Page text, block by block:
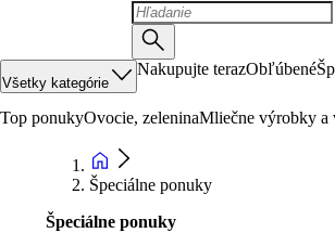
Všetky kategórie
Nakupujte terazObľúbené
Top ponukyOvocie, zeleninaMliečne výrobky a
Špeciálne ponuky
Špeciálne ponuky